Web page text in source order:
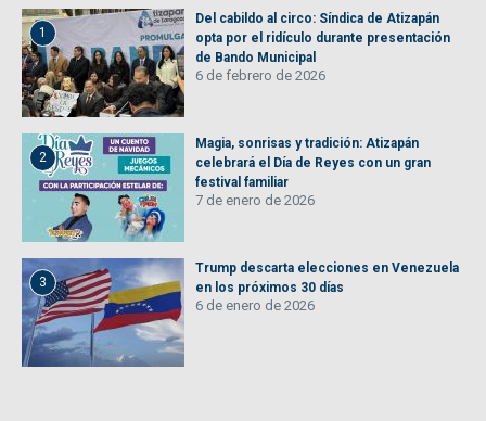
1
Del cabildo al circo: Síndica de Atizapán
opta por el ridículo durante presentación
de Bando Municipal
6 de febrero de 2026
2
Magia, sonrisas y tradición: Atizapán
celebrará el Día de Reyes con un gran
festival familiar
7 de enero de 2026
3
Trump descarta elecciones en Venezuela
en los próximos 30 días
6 de enero de 2026